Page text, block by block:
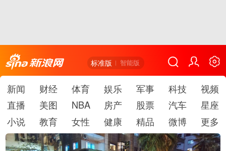
标准版 智能版
新闻 财经 体育 娱乐 军事 科技
视频
直播
美图 NBA 房产 股票 汽车
星座
小说
教育 女性 健康 精品 微博 更多